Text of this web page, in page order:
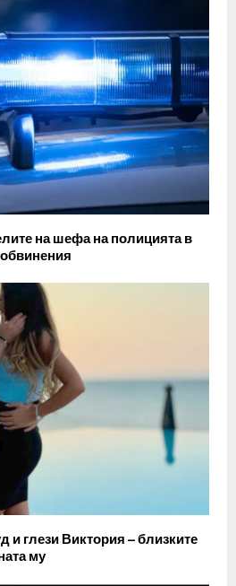
на шефа на полицията в
и глези Виктория – близките
му